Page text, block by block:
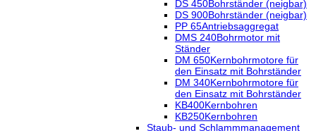
DS 450Bohrständer (neigbar)
DS 900Bohrständer (neigbar)
PP 65Antriebsaggregat
DMS 240Bohrmotor mit
Ständer
DM 650Kernbohrmotore für
den Einsatz mit Bohrständer
DM 340Kernbohrmotore für
den Einsatz mit Bohrständer
KB400Kernbohren
KB250Kernbohren
Staub- und Schlammmanagement